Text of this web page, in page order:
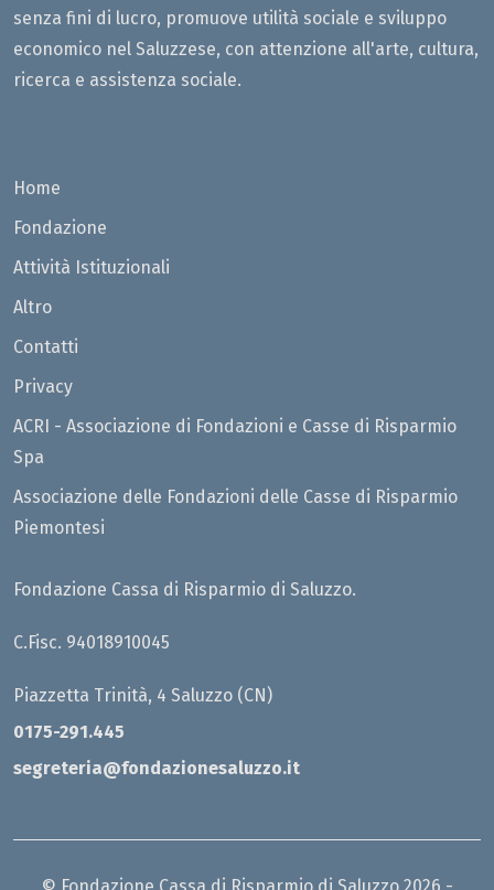
senza fini di lucro, promuove utilità sociale e sviluppo
economico nel Saluzzese, con attenzione all'arte, cultura,
ricerca e assistenza sociale.
Home
Fondazione
Attività Istituzionali
Altro
Contatti
Privacy
ACRI - Associazione di Fondazioni e Casse di Risparmio
Spa
Associazione delle Fondazioni delle Casse di Risparmio
Piemontesi
Fondazione Cassa di Risparmio di Saluzzo.
C.Fisc. 94018910045
Piazzetta Trinità, 4 Saluzzo (CN)
0175-291.445
segreteria@fondazionesaluzzo.it